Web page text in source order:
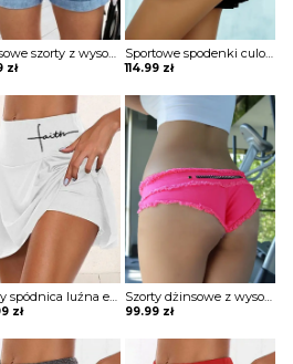
Dżinsowe szorty z wysokim stanem i falbankami Chanel
zł
Sportowe spodenki culotte design ze sznurkiem szorty Meaghan
114.99 zł
Szorty spódnica luźna elastyczna falowana obcisła w talii krótkie obcisłe Azaleea
zł
Szorty dżinsowe z wysokim stanem i guzikami Hallie
99.99 zł